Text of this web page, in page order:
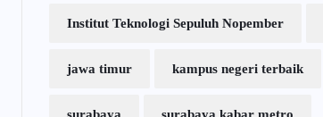
Institut Teknologi Sepuluh Nopember
jawa timur kampus negeri terbaik